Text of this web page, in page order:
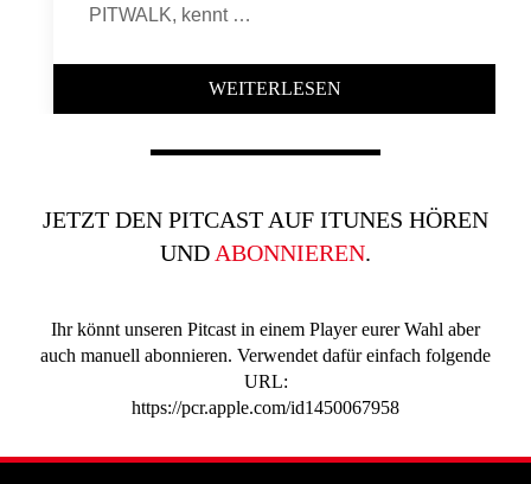
PITWALK, kennt …
WEITERLESEN
JETZT DEN PITCAST AUF ITUNES HÖREN
UND ABONNIEREN.
Ihr könnt unseren Pitcast in einem Player eurer Wahl aber
auch manuell abonnieren. Verwendet dafür einfach folgende
URL:
https://pcr.apple.com/id1450067958